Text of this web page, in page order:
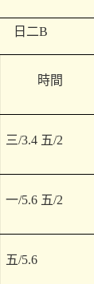
日二B
時間
三/3.4 五/2
一/5.6 五/2
五/5.6